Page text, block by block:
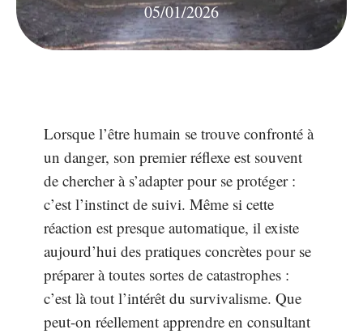
05/01/2026
Lorsque l’être humain se trouve confronté à
un danger, son premier réflexe est souvent
de chercher à s’adapter pour se protéger :
c’est l’instinct de suivi. Même si cette
réaction est presque automatique, il existe
aujourd’hui des pratiques concrètes pour se
préparer à toutes sortes de catastrophes :
c’est là tout l’intérêt du survivalisme. Que
peut-on réellement apprendre en consultant